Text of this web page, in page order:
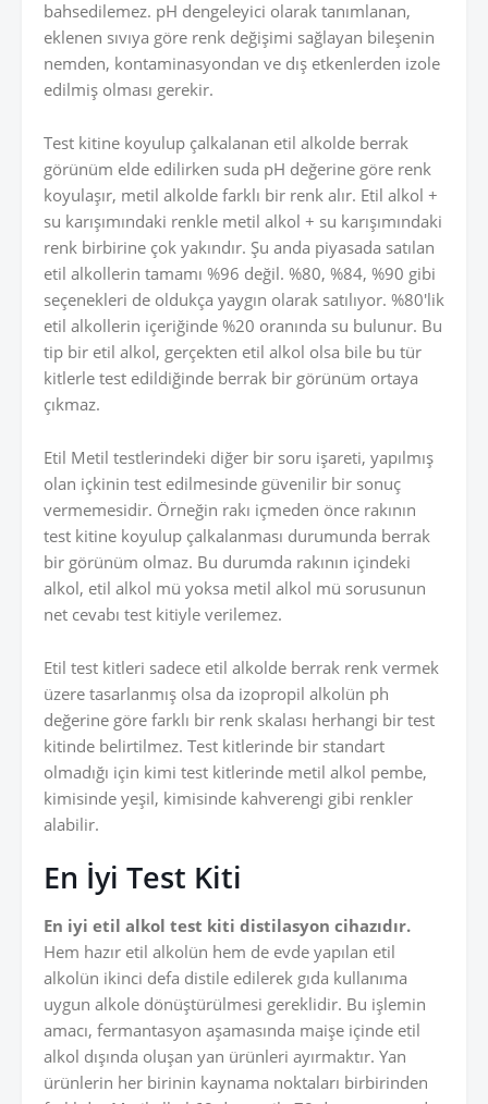
bahsedilemez. pH dengeleyici olarak tanımlanan,
eklenen sıvıya göre renk değişimi sağlayan bileşenin
nemden, kontaminasyondan ve dış etkenlerden izole
edilmiş olması gerekir.
Test kitine koyulup çalkalanan etil alkolde berrak
görünüm elde edilirken suda pH değerine göre renk
koyulaşır, metil alkolde farklı bir renk alır. Etil alkol +
su karışımındaki renkle metil alkol + su karışımındaki
renk birbirine çok yakındır. Şu anda piyasada satılan
etil alkollerin tamamı %96 değil. %80, %84, %90 gibi
seçenekleri de oldukça yaygın olarak satılıyor. %80'lik
etil alkollerin içeriğinde %20 oranında su bulunur. Bu
tip bir etil alkol, gerçekten etil alkol olsa bile bu tür
kitlerle test edildiğinde berrak bir görünüm ortaya
çıkmaz.
Etil Metil testlerindeki diğer bir soru işareti, yapılmış
olan içkinin test edilmesinde güvenilir bir sonuç
vermemesidir. Örneğin rakı içmeden önce rakının
test kitine koyulup çalkalanması durumunda berrak
bir görünüm olmaz. Bu durumda rakının içindeki
alkol, etil alkol mü yoksa metil alkol mü sorusunun
net cevabı test kitiyle verilemez.
Etil test kitleri sadece etil alkolde berrak renk vermek
üzere tasarlanmış olsa da izopropil alkolün ph
değerine göre farklı bir renk skalası herhangi bir test
kitinde belirtilmez. Test kitlerinde bir standart
olmadığı için kimi test kitlerinde metil alkol pembe,
kimisinde yeşil, kimisinde kahverengi gibi renkler
alabilir.
En İyi Test Kiti
En iyi etil alkol test kiti distilasyon cihazıdır.
Hem hazır etil alkolün hem de evde yapılan etil
alkolün ikinci defa distile edilerek gıda kullanıma
uygun alkole dönüştürülmesi gereklidir. Bu işlemin
amacı, fermantasyon aşamasında maişe içinde etil
alkol dışında oluşan yan ürünleri ayırmaktır. Yan
ürünlerin her birinin kaynama noktaları birbirinden